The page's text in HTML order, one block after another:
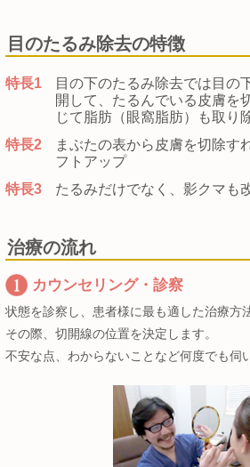
目のたるみ除去の特徴
特長1
目の下のたるみ除去では目の
開して、たるんでいる皮膚を
じて脂肪（眼窩脂肪）も取り
特長2
まぶたの表から皮膚を切除す
フトアップ
特長3
たるみだけでなく、影クマも
治療の流れ
カウンセリング・診察
状態を診察し、患者様に最も適した治療方
その際、切開線の位置を決定します。
不安な点、わからないことなど何度でも伺